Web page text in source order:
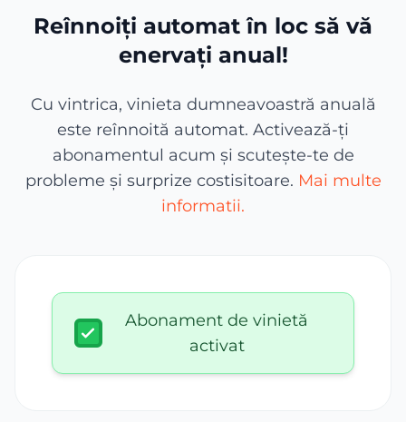
Reînnoiți automat în loc să vă
enervați anual!
Cu vintrica, vinieta dumneavoastră anuală
este reînnoită automat. Activează-ți
abonamentul acum și scutește-te de
probleme și surprize costisitoare. Mai multe
informatii.
Abonament de vinietă
activat